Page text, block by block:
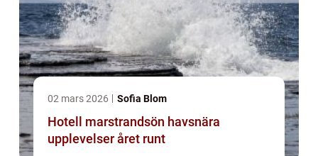
02 mars 2026 Sofia Blom
Hotell marstrandsön havsnära
upplevelser året runt